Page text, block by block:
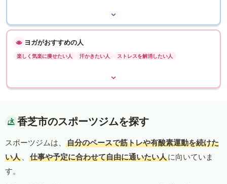
ヨガがおすすめの人
楽しく気楽に痩せたい人 汗かきたい人 ストレスを解消したい人
香芝市のスポーツジムを探す
スポーツジムは、
自分のペースで筋トレや有酸素運動を続けた
い人 、 仕事や予定に合わせて自由に通いたい人に向いていま
す。